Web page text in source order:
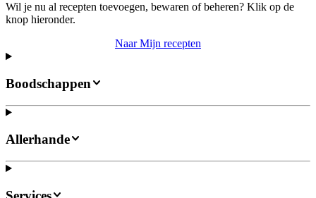
Wil je nu al recepten toevoegen, bewaren of beheren? Klik op de
knop hieronder.
Naar Mijn recepten
Boodschappen
Allerhande